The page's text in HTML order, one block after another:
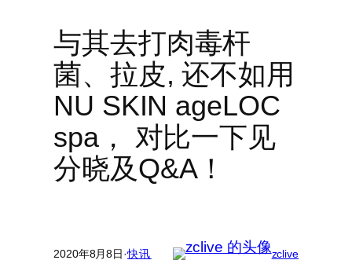
与其去打肉毒杆
菌、拉皮, 还不如用
NU SKIN ageLOC
spa， 对比一下见
分晓及Q&A！
2020年8月8日·快讯 zclive